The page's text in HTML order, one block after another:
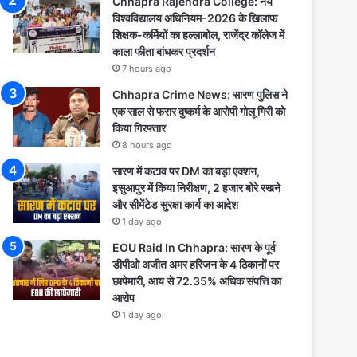
विश्वविद्यालय अधिनियम-2026 के खिलाफ
शिक्षक-कर्मियों का हल्लाबोल, राजेंद्र कॉलेज में
काला फीता बांधकर प्रदर्शन
7 hours ago
Chhapra Crime News: सारण पुलिस ने
एक साल से फरार दुष्कर्म के आरोपी गोलू गिरी को
किया गिरफ्तार
8 hours ago
सारण में कटाव पर DM का बड़ा एक्शन,
इसुआपुर में किया निरीक्षण, 2 हजार बोरे रखने
और सीमेंटेड सुरक्षा कार्य का आदेश
1 day ago
EOU Raid In Chhapra: सारण के पूर्व
डीपीओ अजीत अमर हरिजन के 4 ठिकानों पर
छापेमारी, आय से 72.35% अधिक संपत्ति का
आरोप
1 day ago